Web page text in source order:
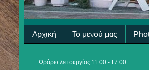
Αρχική Το μενού μας
Ωράριο λειτουργίας 11:00 - 17:00